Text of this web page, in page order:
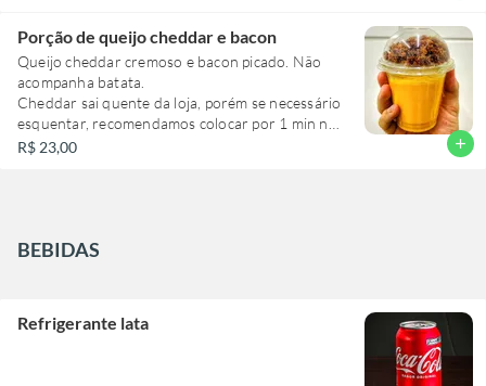
Porção de queijo cheddar e bacon
Queijo cheddar cremoso e bacon picado. Não
acompanha batata.
Cheddar sai quente da loja, porém se necessário
esquentar, recomendamos colocar por 1 min no
micro-ondas.
R$ 23,00 add
BEBIDAS
Refrigerante lata